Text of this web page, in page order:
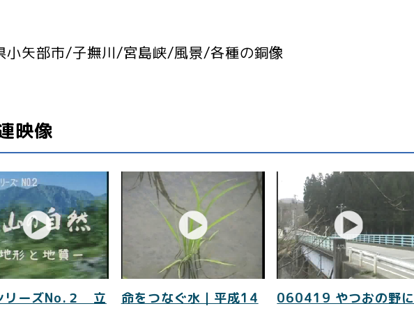
小矢部市/子撫川/宮島峡/風景/各種の銅像
映像
リーズNo.２ 立
命をつなぐ水｜平成14
060419 やつおの野に